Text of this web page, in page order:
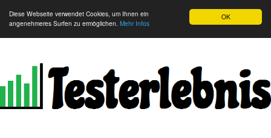
OK
Diese Webseite verwendet Cookies, um Ihnen ein
angenehmeres Surfen zu ermöglichen. Mehr Infos